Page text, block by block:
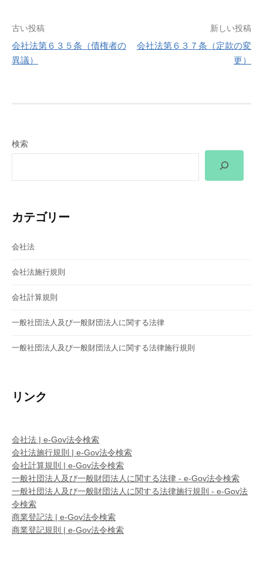
投
稿
ー
シ
古い投稿
会社法第６３５条（債権者の
異議）
新しい投稿
会社法第６３７条（定款の変
更）
検索
カテゴリー
会社法
会社法施行規則
会社計算規則
一般社団法人及び一般財団法人に関する法律
一般社団法人及び一般財団法人に関する法律施行規則
リンク
会社法 | e-Gov法令検索
会社法施行規則 | e-Gov法令検索
会社計算規則 | e-Gov法令検索
一般社団法人及び一般財団法人に関する法律 - e-Gov法令検索
一般社団法人及び一般財団法人に関する法律施行規則 - e-Gov法
令検索
商業登記法 | e-Gov法令検索
商業登記規則 | e-Gov法令検索